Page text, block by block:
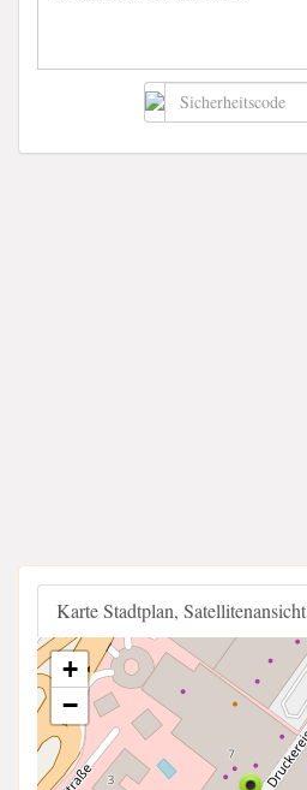
Karte Stadtplan, Satellitenansicht
+
−